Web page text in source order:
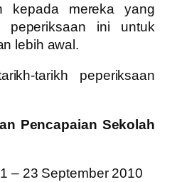
kepada mereka yang
peperiksaan ini untuk
lebih awal.
tarikh peperiksaan
Pencapaian Sekolah
– 23 September 2010